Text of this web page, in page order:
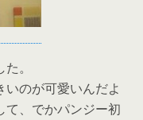
。
のが可愛いんだよ
て、でかパンジー初